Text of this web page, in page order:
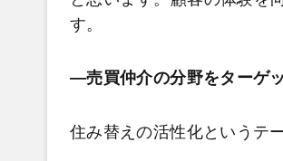
す。
―売買仲介の分野をターゲ
住み替えの活性化というテ